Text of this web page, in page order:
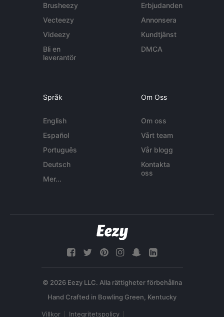
Brusheezy
Vecteezy
Videezy
Bli en
leverantör
Erbjudanden
Annonsera
Kundtjänst
DMCA
Språk
English
Español
Português
Deutsch
Mer...
Om Oss
Om oss
Vårt team
Vår blogg
Kontakta
oss
© 2026 Eezy LLC. Alla rättigheter förbehållna
Villkor Integritetspolicy